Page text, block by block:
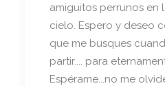
amiguitos perrunos en
cielo. Espero y deseo
que me busques
partir.... para
Espérame...no me